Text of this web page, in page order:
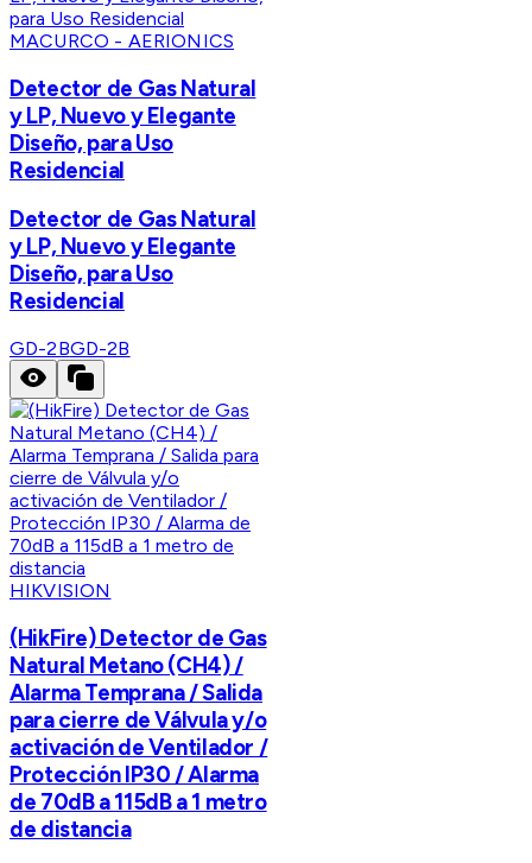
MACURCO - AERIONICS
Detector de Gas Natural
y LP, Nuevo y Elegante
Diseño, para Uso
Residencial
Detector de Gas Natural
y LP, Nuevo y Elegante
Diseño, para Uso
Residencial
GD-2BGD-2B
HIKVISION
(HikFire) Detector de Gas
Natural Metano (CH4) /
Alarma Temprana / Salida
para cierre de Válvula y/o
activación de Ventilador /
Protección IP30 / Alarma
de 70dB a 115dB a 1 metro
de distancia